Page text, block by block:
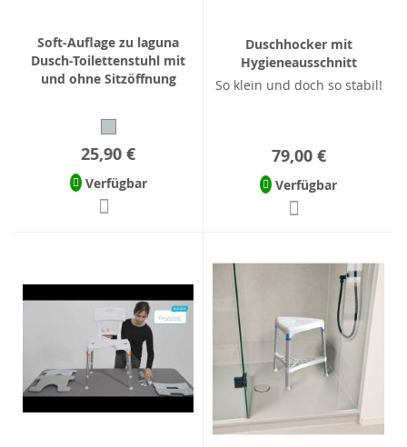
Soft-Auflage zu laguna
Dusch-Toilettenstuhl mit
und ohne Sitzöffnung
25,90 €
Verfügbar
Duschhocker mit
Hygieneausschnitt
So klein und doch so stabil!
79,00 €
Verfügbar